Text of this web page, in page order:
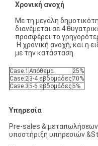
Χρονική ανοχή
Με τη μεγάλη
διανέμεται σε 4
προσφέρει το
Η χρονική ανοχή, και η
με την κατάσταση.
Case.1 Απόθεμα
25%
Case.23-4 εβδομάδες70%
Case.35-6 εβδομάδες5%
Υπηρεσία
Pre-sales &
υποστήριξη υπηρεσιών